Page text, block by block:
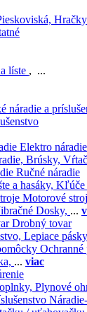
líste , ...
Elektro náradie
Brúsky,
Ručné náradie
a hasáky, Kľúče
Motorové
Dosky, ...
Drobný tovar
Lepiace
... viac
Plynové